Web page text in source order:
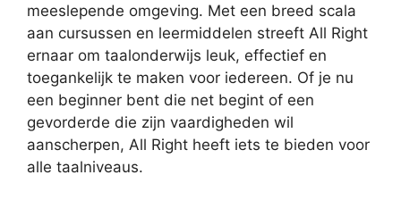
meeslepende omgeving. Met een breed scala
aan cursussen en leermiddelen streeft All Right
ernaar om taalonderwijs leuk, effectief en
toegankelijk te maken voor iedereen. Of je nu
een beginner bent die net begint of een
gevorderde die zijn vaardigheden wil
aanscherpen, All Right heeft iets te bieden voor
alle taalniveaus.